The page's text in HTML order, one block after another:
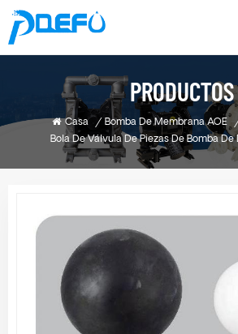
PRODUCTOS
Casa / Bomba De Membrana AOE
Bola De Válvula De Piezas De Bomba